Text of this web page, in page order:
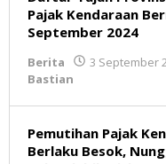
Pajak Kendaraan
September 2024
Berita 3 September
Bastian
Pemutihan Pajak
Berlaku Besok,